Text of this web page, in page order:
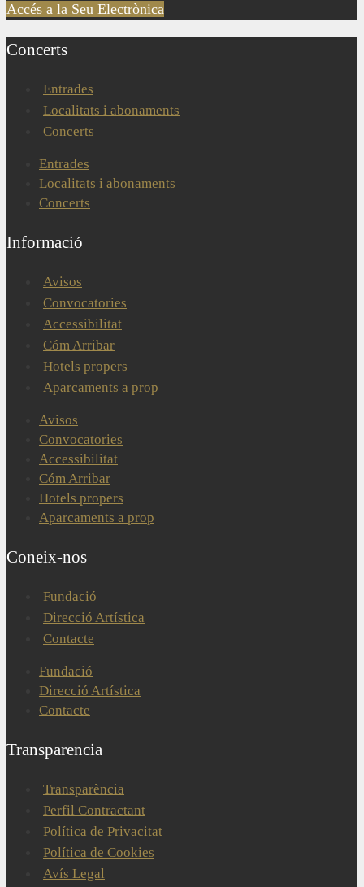
Accés a la Seu Electrònica
Concerts
Entrades
Localitats i abonaments
Concerts
Entrades
Localitats i abonaments
Concerts
Informació
Avisos
Convocatories
Accessibilitat
Cóm Arribar
Hotels propers
Aparcaments a prop
Avisos
Convocatories
Accessibilitat
Cóm Arribar
Hotels propers
Aparcaments a prop
Coneix-nos
Fundació
Direcció Artística
Contacte
Fundació
Direcció Artística
Contacte
Transparencia
Transparència
Perfil Contractant
Política de Privacitat
Política de Cookies
Avís Legal